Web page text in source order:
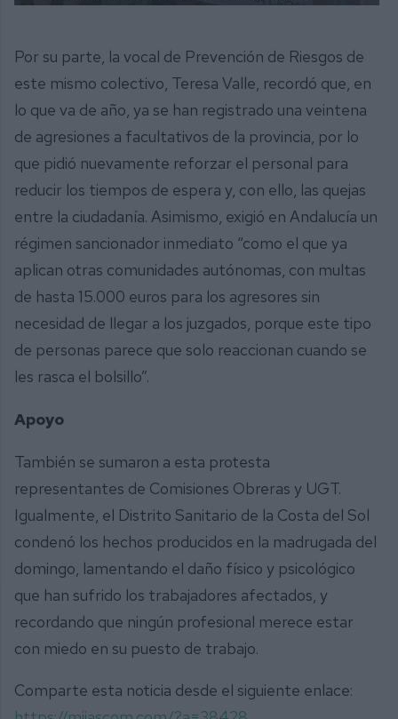
Por su parte, la vocal de Prevención de Riesgos de
este mismo colectivo, Teresa Valle, recordó que, en
lo que va de año, ya se han registrado una veintena
de agresiones a facultativos de la provincia, por lo
que pidió nuevamente reforzar el personal para
reducir los tiempos de espera y, con ello, las quejas
entre la ciudadanía. Asimismo, exigió en Andalucía un
régimen sancionador inmediato “como el que ya
aplican otras comunidades autónomas, con multas
de hasta 15.000 euros para los agresores sin
necesidad de llegar a los juzgados, porque este tipo
de personas parece que solo reaccionan cuando se
les rasca el bolsillo”.
Apoyo
También se sumaron a esta protesta
representantes de Comisiones Obreras y UGT.
Igualmente, el Distrito Sanitario de la Costa del Sol
condenó los hechos producidos en la madrugada del
domingo, lamentando el daño físico y psicológico
que han sufrido los trabajadores afectados, y
recordando que ningún profesional merece estar
con miedo en su puesto de trabajo.
Comparte esta noticia desde el siguiente enlace: